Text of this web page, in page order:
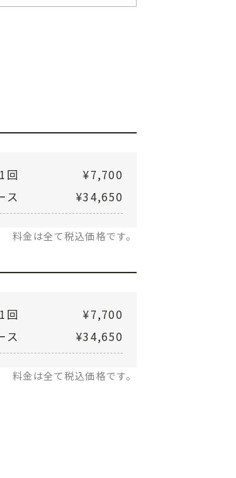
1回
¥7,700
ス
¥34,650
料金は全て税込価格です。
回
¥7,700
ス
¥34,650
料金は全て税込価格です。